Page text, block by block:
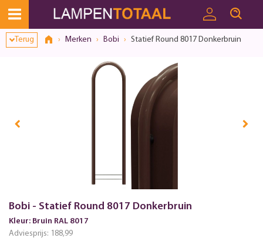
Terug Merken Bobi Statief Round 8017 Donkerbruin
Bobi - Statief Round 8017 Donkerbruin
Kleur: Bruin RAL 8017
Adviesprijs: 188,99